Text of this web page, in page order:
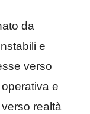
da
e
verso
e
realtà